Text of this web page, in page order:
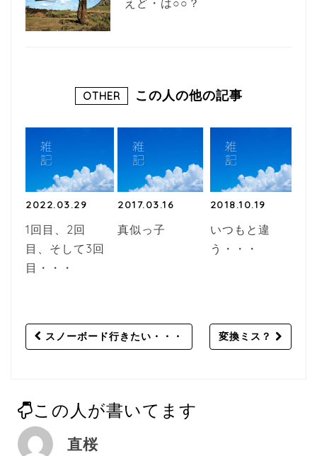
OTHER この人の他の記事
2022.03.29
1回目、2回
目、そして3回
目・・・
2017.03.16
真似っ子
2018.10.19
いつもと違
う・・・
Post
navigation
スノーボード行きたい・・・ 変換ミス？
この人が書いてます
直桜